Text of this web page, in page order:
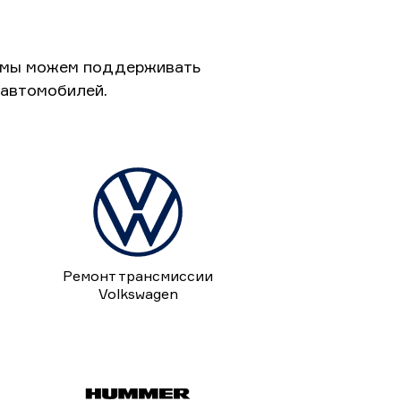
мы можем поддерживать
Ремонт трансмиссии
Volkswagen